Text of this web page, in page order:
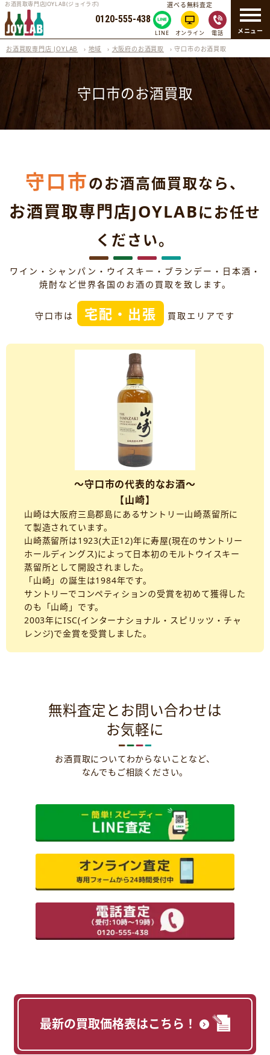
メニュー
お酒買取専門店JOYLAB(ジョイラボ)
0120-555-438
選べる無料査定
LINE オンライン 電話
お酒買取専門店 JOYLAB › 地域 › 大阪府のお酒買取 ›守口市のお酒買取
守口市のお酒買取
守口市のお酒高価買取なら、
お酒買取専門店JOYLABにお任せ
ください。
ワイン・シャンパン・ウイスキー・ブランデー・日本酒・
焼酎など世界各国のお酒の買取を致します。
守口市は 宅配・出張 買取エリアです
～守口市の代表的なお酒～
【山崎】
山崎は大阪府三島郡島にあるサントリー山崎蒸留所に
て製造されています。
山崎蒸留所は1923(大正12)年に寿屋(現在のサントリー
ホールディングス)によって日本初のモルトウイスキー
蒸留所として開設されました。
「山崎」の誕生は1984年です。
サントリーでコンペティションの受賞を初めて獲得した
のも「山崎」です。
2003年にISC(インターナショナル・スピリッツ・チャ
レンジ)で金賞を受賞しました。
無料査定とお問い合わせは
お気軽に
お酒買取についてわからないことなど、
なんでもご相談ください。
最新の買取価格表はこちら！